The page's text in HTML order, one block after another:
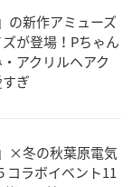
の新作アミューズ
が登場！Pちゃん
アクリルヘアク
ぎ
×冬の秋葉原電気
コラボイベント11